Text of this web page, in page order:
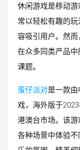
休闲游戏是移动
常以轻松有趣的
容吸引用户。然
在众多同类产品
课题。
蛋仔派对是一款
戏，海外版于
港澳台市场。该
各种场景中体验